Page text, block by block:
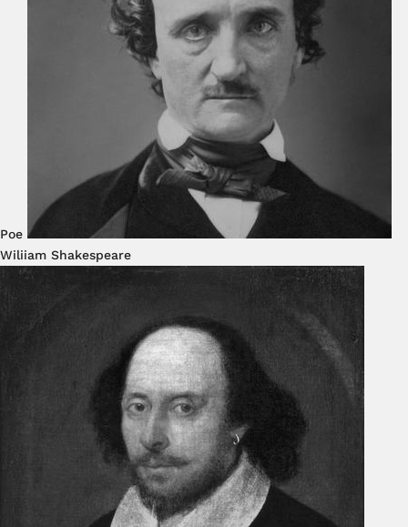
Poe
Wiliiam Shakespeare